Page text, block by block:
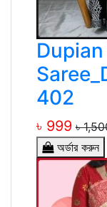
402
৳ 999 ৳
অর্ডার করুন